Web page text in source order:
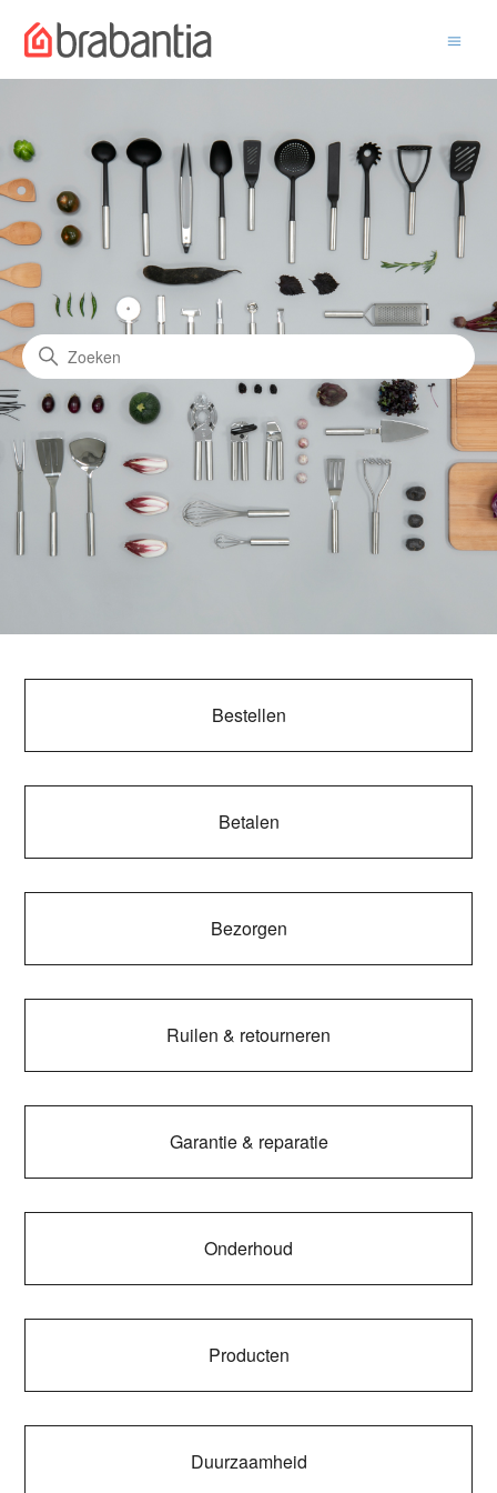
Zoeken
Bestellen
Betalen
Bezorgen
Ruilen & retourneren
Garantie & reparatie
Onderhoud
Producten
Duurzaamheid